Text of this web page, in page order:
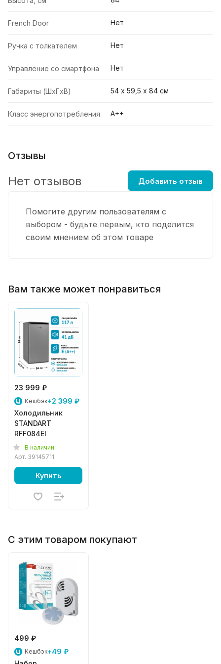
French Door Нет
Ручка с толкателем Нет
Управление со смартфона Нет
Габариты (ШxГxВ) 54 х 59,5 х 84 см
Класс энергопотребления A++
Отзывы
Помогите другим пользователям с
выбором - будьте первым, кто поделится
своим мнением об этом товаре
Нет отзывов Добавить отзыв
Вам также может понравиться
23 999 ₽
Кешбэк+2 399 ₽
Холодильник
STANDART
RFF084EI
В наличии
Арт. 39145711
Купить
С этим товаром покупают
499 ₽
Кешбэк+49 ₽